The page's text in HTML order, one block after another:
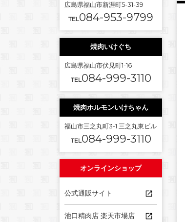
広島県福山市新涯町5-31-39
TEL084-953-9799
焼肉いけぐち
広島県福山市伏見町1-16
TEL084-999-3110
焼肉ホルモンいけちゃん
福山市三之丸町3-1 三之丸東ビル
TEL084-999-3110
オンラインショップ
公式通販サイト
池口精肉店 楽天市場店